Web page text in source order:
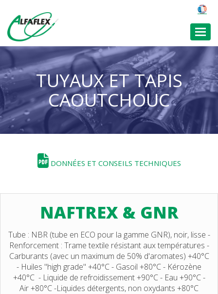
TUYAUX ET TAPIS
CAOUTCHOUC
DONNÉES ET CONSEILS TECHNIQUES
NAFTREX & GNR
Tube : NBR (tube en ECO pour la gamme GNR), noir, lisse -
Renforcement : Trame textile résistant aux températures -
Carburants (avec un maximum de 50% d'aromates) +40°C
- Huiles "high grade" +40°C - Gasoil +80°C - Kérozène
+40°C - Liquide de refroidissement +90°C - Eau +90°C -
Air +80°C -Liquides détergents, non oxydants +80°C